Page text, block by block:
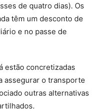
de quatro dias). Os
têm um desconto de
e no passe de
estão concretizadas
assegurar o transporte
outras alternativas